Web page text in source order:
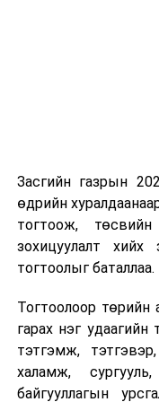
Шинэ хууль
дуудлагын
Мароккогийн
хувь Францын зах
40–50 мянган
Засгийн газрын
өдрийн
тогтоож,
зохицуулалт
тогтоолыг баталлаа.
Тогтоолоор төрийн
гарах нэг
тэтгэмж,
халамж,
байгууллагын